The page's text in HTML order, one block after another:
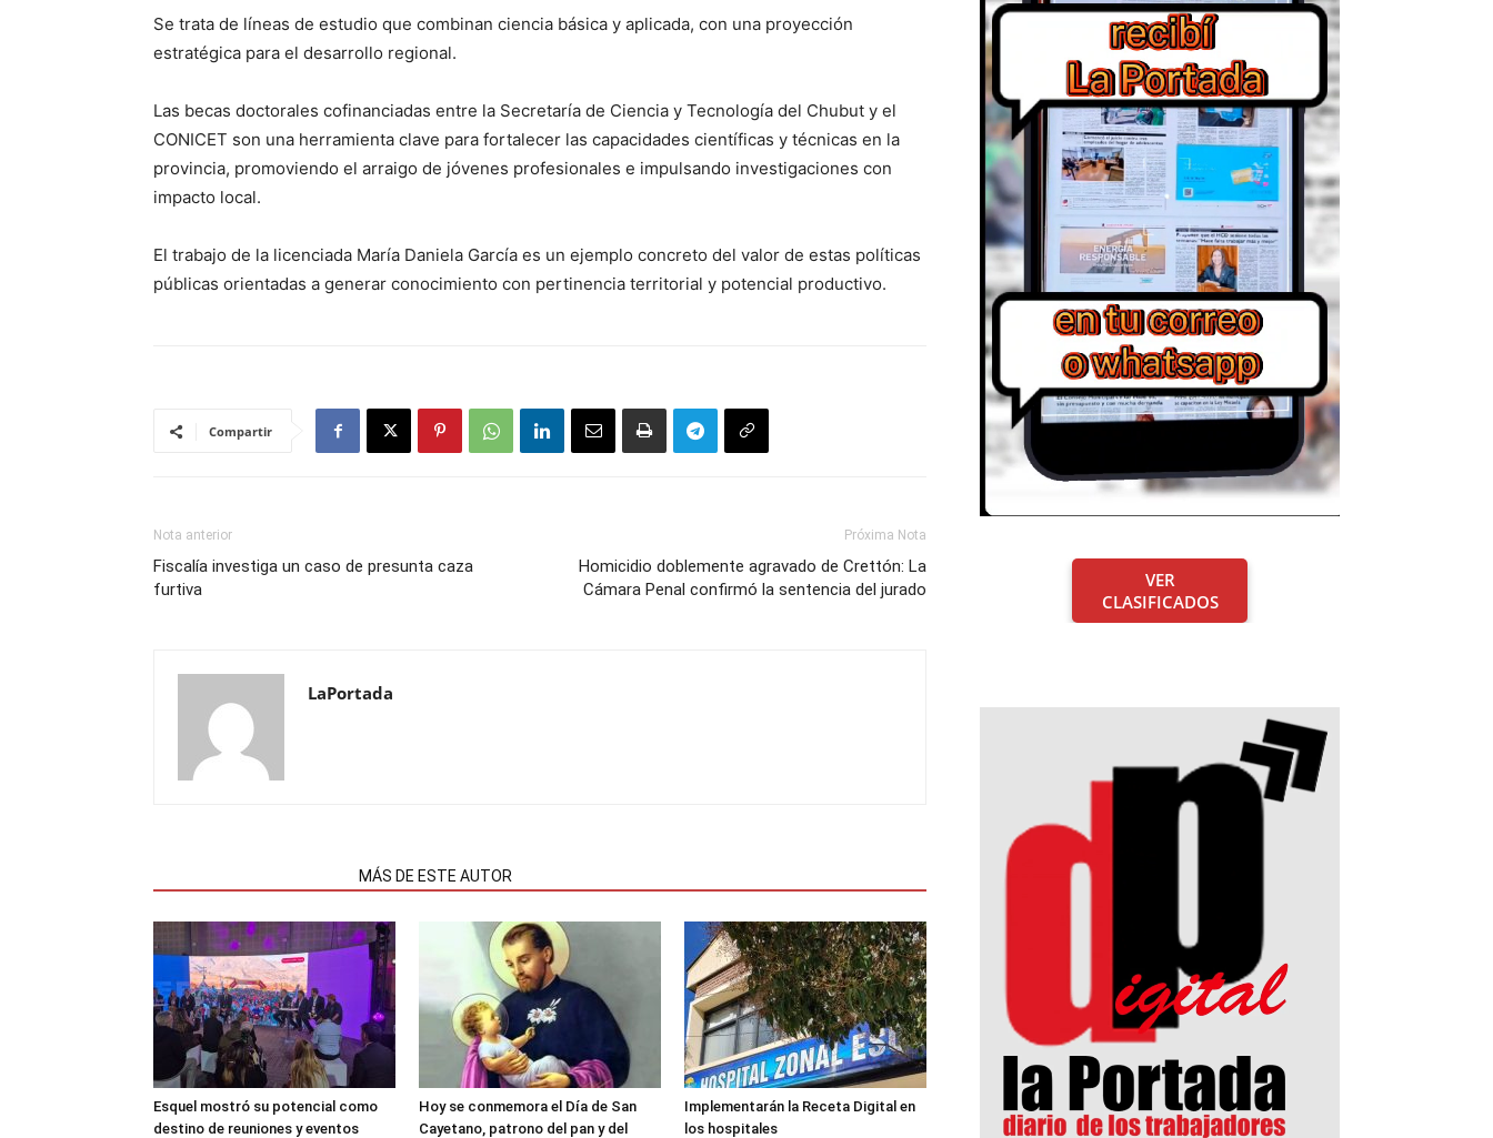
Se trata de líneas de estudio que combinan ciencia básica y aplicada, con una proyección
estratégica para el desarrollo regional.
Las becas doctorales cofinanciadas entre la Secretaría de Ciencia y Tecnología del Chubut y el
CONICET son una herramienta clave para fortalecer las capacidades científicas y técnicas en la
provincia, promoviendo el arraigo de jóvenes profesionales e impulsando investigaciones con
impacto local.
El trabajo de la licenciada María Daniela García es un ejemplo concreto del valor de estas políticas
públicas orientadas a generar conocimiento con pertinencia territorial y potencial productivo.
Compartir
Nota anterior
Fiscalía investiga un caso de presunta caza
furtiva
Próxima Nota
Homicidio doblemente agravado de Crettón: La
Cámara Penal confirmó la sentencia del jurado
LaPortada
MÁS DE ESTE AUTOR
Esquel mostró su potencial como
destino de reuniones y eventos
Hoy se conmemora el Día de San
Cayetano, patrono del pan y del
Implementarán la Receta Digital en
los hospitales
VER
CLASIFICADOS